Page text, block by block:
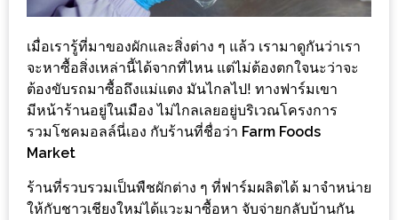
รางวัล
กับ
สมาชิก
ENEWS
น้า
อ้วน
หิว
เมื่อเรารู้ที่มาของผักและสิ่งต่าง ๆ แล้ว เรามาดูกันว่าเรา
จะหาซื้อสิ่งเหล่านี้ได้จากที่ไหน แต่ไม่ต้องตกใจนะว่าจะ
ต้องขับรถมาซื้อถึงแม่แตง มันไกลไป! ทางฟาร์มเขา
มีหน้าร้านอยู่ในเมือง ไม่ไกลเลยอยู่บริเวณโครงการ
รวมโชคมอลล์นี่เอง กับร้านที่ชื่อว่า Farm Foods
Market
ร้านที่รวบรวมเป็นพืชผักต่าง ๆ ที่ฟาร์มผลิตได้ มาจำหน่าย
ให้กับชาวเชียงใหม่ได้แวะมาซื้อหา จับจ่ายกลับบ้านกัน